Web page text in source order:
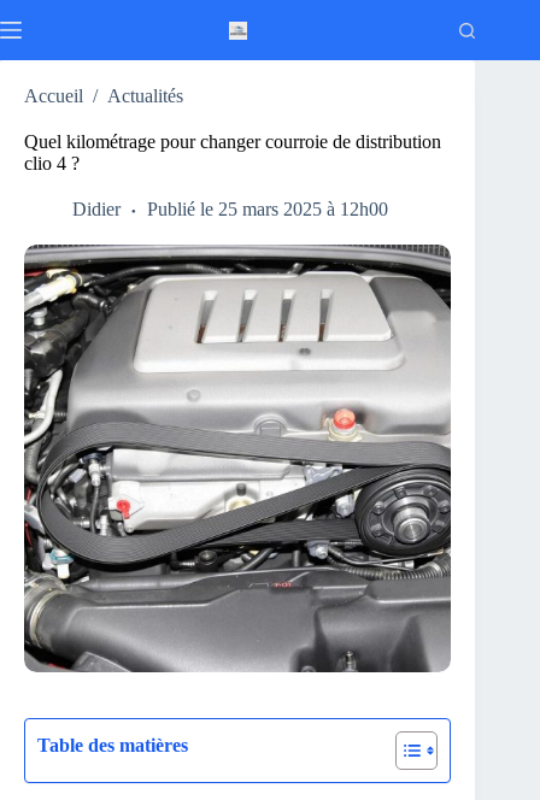
au
Accueil / Actualités
Quel kilométrage pour changer courroie de distribution
clio 4 ?
Didier Publié le 25 mars 2025 à 12h00
Table des matières